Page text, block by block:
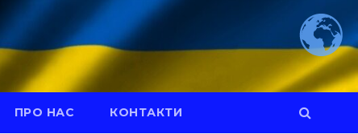
ПРО НАС КОНТАКТИ